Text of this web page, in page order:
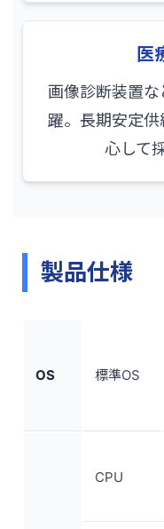
医
画像診断装置
躍。長期安定
心して
製品仕様
OS 標準OS
CPU